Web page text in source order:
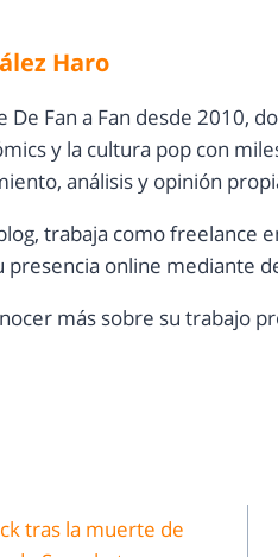
Haro
De Fan a Fan desde 2010,
y la cultura pop con
análisis y opinión
trabaja como freelance
presencia online mediante
más sobre su trabajo
tras la muerte de